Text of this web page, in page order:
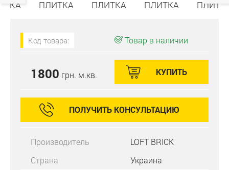
Код товара: Товар в наличии
1800 грн. м.кв. КУПИТЬ
ПОЛУЧИТЬ КОНСУЛЬТАЦИЮ
Производитель
LOFT BRICK
Страна
Украина